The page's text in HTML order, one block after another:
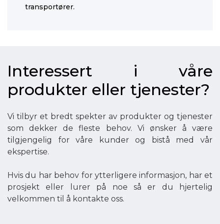
transportører.
Interessert i våre
produkter eller tjenester?
Vi tilbyr et bredt spekter av produkter og tjenester
som dekker de fleste behov. Vi ønsker å være
tilgjengelig for våre kunder og bistå med vår
ekspertise.
Hvis du har behov for ytterligere informasjon, har et
prosjekt eller lurer på noe så er du hjertelig
velkommen til å kontakte oss.